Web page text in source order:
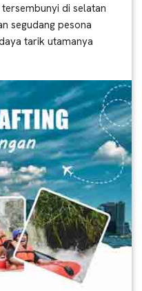
di selatan
segudang pesona
tarik utamanya